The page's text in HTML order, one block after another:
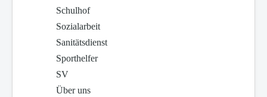
Schulhof
Sozialarbeit
Sanitätsdienst
Sporthelfer
SV
Über uns